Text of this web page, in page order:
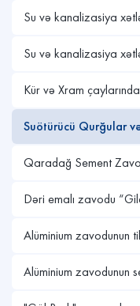
Su və kanalizasiya
Su və kanalizasiya
Kür və Xram
Suötürücü Qurğular
Qaradağ Sement
Dəri emalı zavodu
Alüminium zavodunun
Alüminium zavodunun